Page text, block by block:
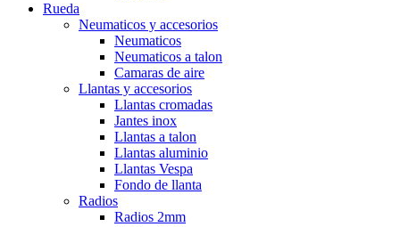
Rueda
Neumaticos y accesorios
Neumaticos
Neumaticos a talon
Camaras de aire
Llantas y accesorios
Llantas cromadas
Jantes inox
Llantas a talon
Llantas aluminio
Llantas Vespa
Fondo de llanta
Radios
Radios 2mm